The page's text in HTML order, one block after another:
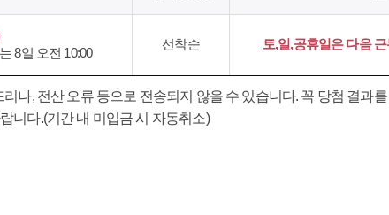
8일 오전 10:00
선착순 토,일,공휴일은 다음
나, 전산 오류 등으로 전송되지 않을 수 있습니다. 꼭 당첨 결과
니다.(기간 내 미입금 시 자동취소)